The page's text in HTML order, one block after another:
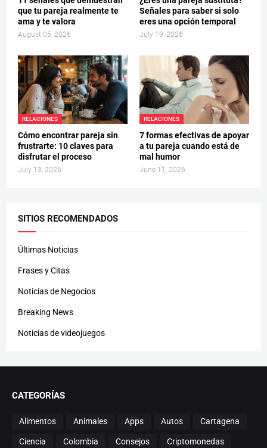
que tu pareja realmente te
ama y te valora
August 05, 2026
Señales para saber si solo
eres una opción temporal
July 19, 2026
RELACIONES
Cómo encontrar pareja sin
frustrarte: 10 claves para
disfrutar el proceso
July 13, 2026
RELACIONES
7 formas efectivas de apoyar
a tu pareja cuando está de
mal humor
June 11, 2026
SITIOS RECOMENDADOS
Últimas Noticias
Frases y Citas
Noticias de Negocios
Breaking News
Noticias de videojuegos
CATEGORÍAS
Alimentos Animales Apps Autos Cartagena
Ciencia Colombia Consejos Criptomonedas